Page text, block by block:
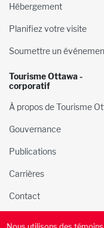
Hébergement
Planifiez votre visite
Soumettre un
Tourisme Ottawa -
corporatif
À propos de Tourisme
Gouvernance
Publications
Carrières
Contact